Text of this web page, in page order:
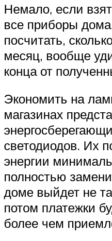
Немало, если
все приборы
посчитать,
месяц, вообще
конца от
Экономить на
магазинах
светодиодов. Их
энергии
полностью
доме выйдет не
потом платежки
более чем